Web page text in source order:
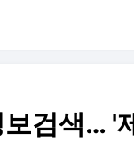
검색… '